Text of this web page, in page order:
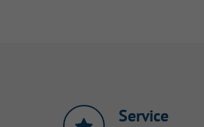
Service